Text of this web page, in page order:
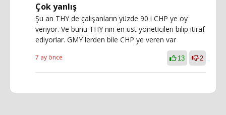
Çok yanlış
Şu an THY de çalışanların yüzde 90 i CHP ye oy
veriyor. Ve bunu THY nin en üst yöneticileri bilip itiraf
ediyorlar. GMY lerden bile CHP ye veren var
7 ay önce 13 2